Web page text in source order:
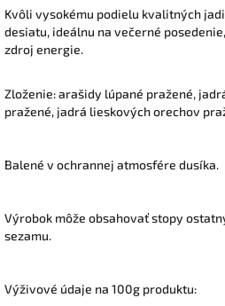
Kvôli vysokému podielu kvalitných
desiatu, ideálnu na večerné
zdroj energie.
Zloženie: arašidy lúpané pražené,
pražené, jadrá lieskových orechov
Balené v ochrannej atmosfére dusíka.
Výrobok môže obsahovať stopy
sezamu.
Výživové údaje na 100g produktu: